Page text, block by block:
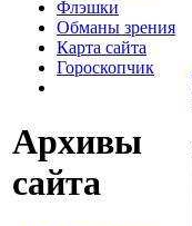
Флэшки
Обманы зрения
Карта сайта
Гороскопчик
Архивы
сайта